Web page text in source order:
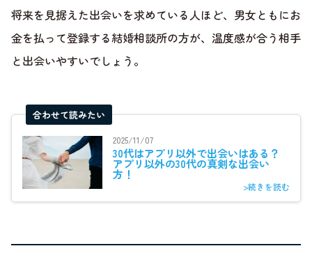
将来を見据えた出会いを求めている人ほど、男女ともにお
金を払って登録する結婚相談所の方が、温度感が合う相手
と出会いやすいでしょう。
合わせて読みたい
2025/11/07
30代はアプリ以外で出会いはある？
アプリ以外の30代の真剣な出会い
方！
>続きを読む